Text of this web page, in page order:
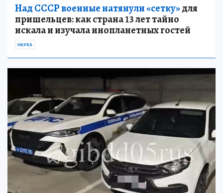
Над СССР военные натянули «сетку»для
пришельцев: как страна 13 лет тайно
искала и изучала инопланетных гостей
НАУКА